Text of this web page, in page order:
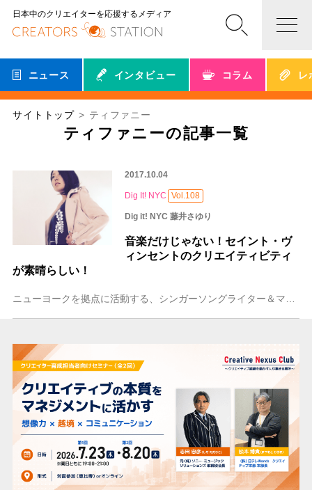
日本中のクリエイターを応援するメディア
ニュース インタビュー コラム レ
サイトトップ ティファニー
ティファニーの記事一覧
2017.10.04
Dig It! NYC Vol.108
Dig it! NYC 藤井さゆり
音楽だけじゃない！セイント・ヴ
ィンセントのクリエイティビティ
が素晴らしい！